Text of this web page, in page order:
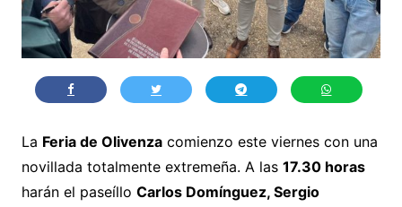
La Feria de Olivenzacomienzo este viernes con una
novillada totalmente extremeña. A las 17.30 horas
harán el paseíllo Carlos Domínguez, Sergio